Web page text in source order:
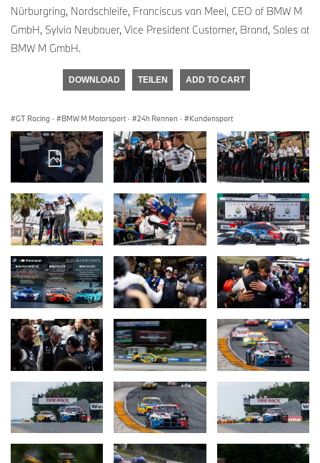
Nürburgring, Nordschleife, Franciscus van Meel, CEO of BMW M
GmbH, Sylvia Neubauer, Vice President Customer, Brand, Sales at
BMW M GmbH.
DOWNLOAD TEILEN ADD TO CART
GT Racing · BMW M Motorsport · 24h Rennen · Kundensport